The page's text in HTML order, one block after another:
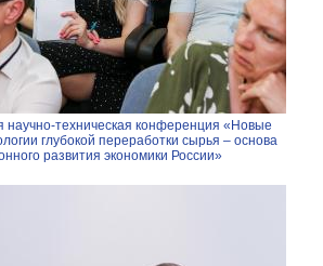
научно-техническая конференция «Новые
глубокой переработки сырья – основа
развития экономики России»